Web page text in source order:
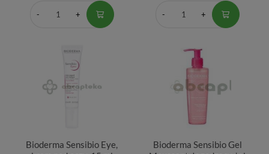
Bioderma Sensibio Eye,
Bioderma Sensibio Gel